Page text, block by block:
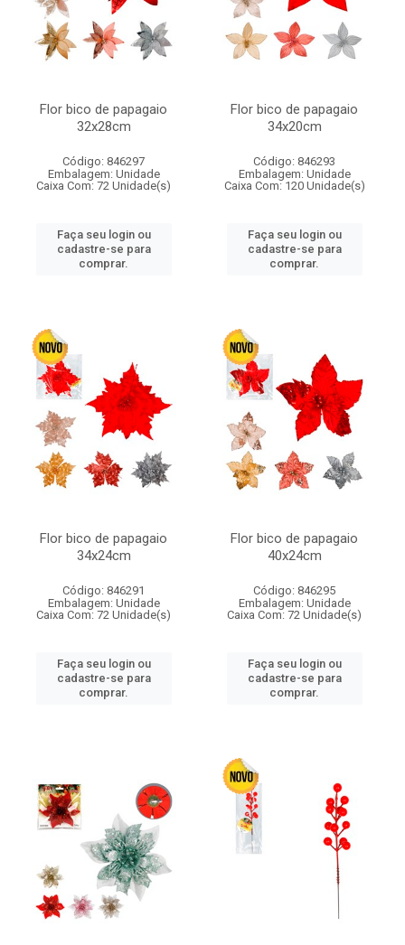
Flor bico de papagaio
32x28cm
Código: 846297
Embalagem: Unidade
Caixa Com: 72 Unidade(s)
Faça seu login ou
cadastre-se para
comprar.
Flor bico de papagaio
34x20cm
Código: 846293
Embalagem: Unidade
Caixa Com: 120 Unidade(s)
Faça seu login ou
cadastre-se para
comprar.
Flor bico de papagaio
34x24cm
Código: 846291
Embalagem: Unidade
Caixa Com: 72 Unidade(s)
Faça seu login ou
cadastre-se para
comprar.
Flor bico de papagaio
40x24cm
Código: 846295
Embalagem: Unidade
Caixa Com: 72 Unidade(s)
Faça seu login ou
cadastre-se para
comprar.